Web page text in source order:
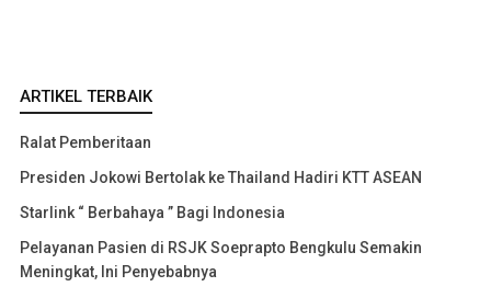
ARTIKEL TERBAIK
Ralat Pemberitaan
Presiden Jokowi Bertolak ke Thailand Hadiri KTT ASEAN
Starlink “ Berbahaya ” Bagi Indonesia
Pelayanan Pasien di RSJK Soeprapto Bengkulu Semakin
Meningkat, Ini Penyebabnya